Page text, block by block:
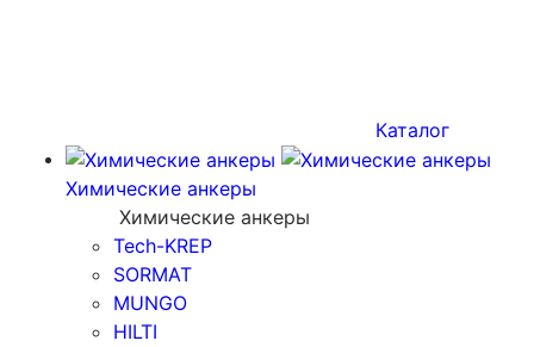
Каталог
Химические анкеры
Химические анкеры
Tech-KREP
SORMAT
MUNGO
HILTI